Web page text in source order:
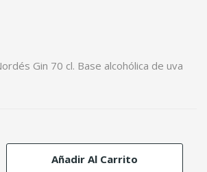
Gin 70 cl. Base alcohólica de uva
Añadir Al Carrito